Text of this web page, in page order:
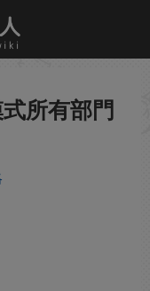
所有部門